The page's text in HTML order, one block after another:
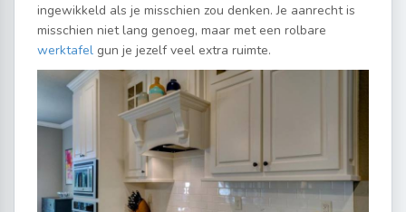
ingewikkeld als je misschien zou denken. Je aanrecht is
misschien niet lang genoeg, maar met een rolbare
werktafel gun je jezelf veel extra ruimte.